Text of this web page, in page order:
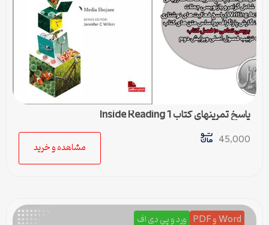
پاسخ تمرینهای کتاب Inside Reading 1
45,000
مشاهده و خرید
Word و PDF ورد و پی دی اف